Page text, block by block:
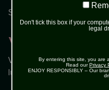
Sekoita viski, kuuma kahvi
Vaihe 2
Vatkaa kerma pehmeäksi
lusikan avulla drinkin
Don't tick this box if your
legal
By entering this site, you are
Read ourPrivacy
ENJOY RESPONSIBLY – Our